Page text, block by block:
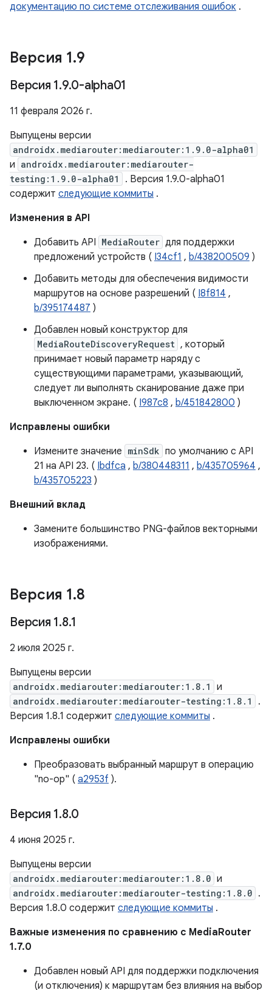
документацию по системе отслеживания ошибок .
Версия 1.9
Версия 1.9.0-alpha01
11 февраля 2026 г.
Выпущены версии
androidx.mediarouter:mediarouter:1.9.0-alpha01
и androidx.mediarouter:mediarouter-
testing:1.9.0-alpha01
. Версия 1.9.0-alpha01
содержит следующие коммиты .
Изменения в API
Добавить API MediaRouter для поддержки
предложений устройств ( I34cf1 , b/438200509 )
Добавить методы для обеспечения видимости
маршрутов на основе разрешений ( I8f814 ,
b/395174487 )
Добавлен новый конструктор для
MediaRouteDiscoveryRequest , который
принимает новый параметр наряду с
существующими параметрами, указывающий,
следует ли выполнять сканирование даже при
выключенном экране. ( I987c8 , b/451842800 )
Исправлены ошибки
Измените значение minSdk по умолчанию с API
21 на API 23. ( Ibdfca , b/380448311 , b/435705964 ,
b/435705223 )
Внешний вклад
Замените большинство PNG-файлов векторными
изображениями.
Версия 1.8
Версия 1.8.1
2 июля 2025 г.
Выпущены версии
androidx.mediarouter:mediarouter:1.8.1 и
androidx.mediarouter:mediarouter-testing:1.8.1
.
Версия 1.8.1 содержит следующие коммиты .
Исправлены ошибки
Преобразовать выбранный маршрут в операцию
"no-op" ( a2953f ).
Версия 1.8.0
4 июня 2025 г.
Выпущены версии
androidx.mediarouter:mediarouter:1.8.0 и
androidx.mediarouter:mediarouter-testing:1.8.0 .
Версия 1.8.0 содержит следующие коммиты .
Важные изменения по сравнению с MediaRouter
1.7.0
Добавлен новый API для поддержки подключения
(и отключения) к маршрутам без влияния на выбор